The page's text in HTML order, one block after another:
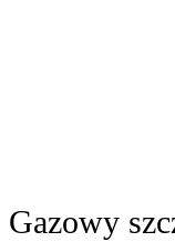
Gazowy